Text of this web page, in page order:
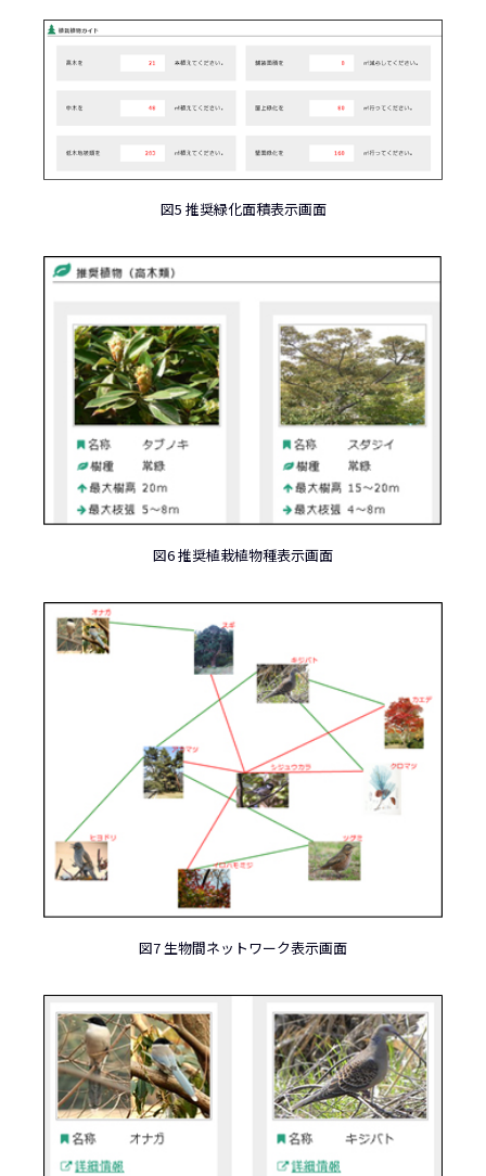
図5 推奨緑化面積表示画面
図6 推奨植栽植物種表示画面
図7 生物間ネットワーク表示画面